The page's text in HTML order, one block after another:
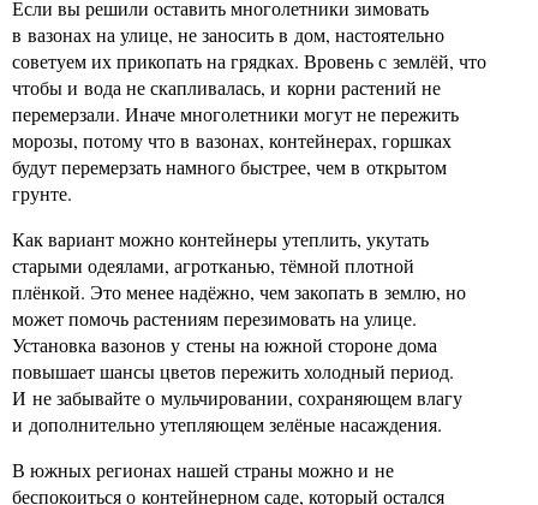
Если вы решили оставить многолетники зимовать
в вазонах на улице, не заносить в дом, настоятельно
советуем их прикопать на грядках. Вровень с землёй, что
чтобы и вода не скапливалась, и корни растений не
перемерзали. Иначе многолетники могут не пережить
морозы, потому что в вазонах, контейнерах, горшках
будут перемерзать намного быстрее, чем в открытом
грунте.
Как вариант можно контейнеры утеплить, укутать
старыми одеялами, агротканью, тёмной плотной
плёнкой. Это менее надёжно, чем закопать в землю, но
может помочь растениям перезимовать на улице.
Установка вазонов у стены на южной стороне дома
повышает шансы цветов пережить холодный период.
И не забывайте о мульчировании, сохраняющем влагу
и дополнительно утепляющем зелёные насаждения.
В южных регионах нашей страны можно и не
беспокоиться о контейнерном саде, который остался